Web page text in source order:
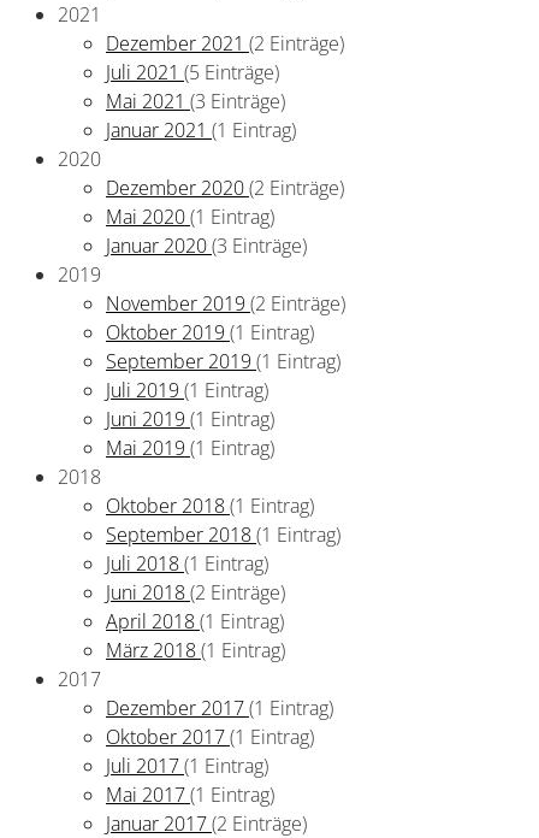
2021
Dezember 2021 (2 Einträge)
Juli 2021 (5 Einträge)
Mai 2021 (3 Einträge)
Januar 2021 (1 Eintrag)
2020
Dezember 2020(2 Einträge)
Mai 2020(1 Eintrag)
Januar 2020(3 Einträge)
2019
November 2019 (2 Einträge)
Oktober 2019 (1 Eintrag)
September 2019 (1 Eintrag)
Juli 2019 (1 Eintrag)
Juni 2019 (1 Eintrag)
Mai 2019 (1 Eintrag)
2018
Oktober 2018(1 Eintrag)
September 2018(1 Eintrag)
Juli 2018(1 Eintrag)
Juni 2018(2 Einträge)
April 2018(1 Eintrag)
März 2018(1 Eintrag)
2017
Dezember 2017(1 Eintrag)
Oktober 2017(1 Eintrag)
Juli 2017(1 Eintrag)
Mai 2017(1 Eintrag)
Januar 2017(2 Einträge)